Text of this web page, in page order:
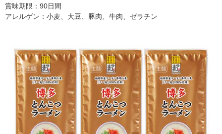
賞味期限：90日間
アレルゲン：小麦、大豆、豚肉、牛肉、ゼラチン